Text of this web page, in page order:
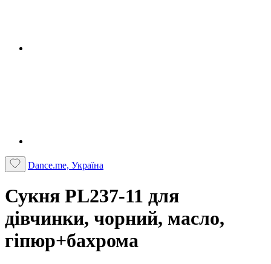
Dance.me, Україна
Сукня PL237-11 для
дівчинки, чорний, масло,
гіпюр+бахрома